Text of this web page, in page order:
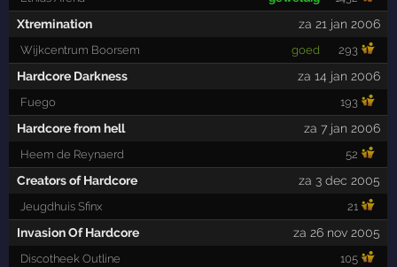
Xtremination za 21 jan 2006
Wijkcentrum Boorsem goed 293
Hardcore Darkness za 14 jan 2006
Fuego 193
Hardcore from hell za 7 jan 2006
Heem de Reynaerd 52
Creators of Hardcore za 3 dec 2005
Jeugdhuis Sfinx 21
Invasion Of Hardcore za 26 nov 2005
Discotheek Outline 105